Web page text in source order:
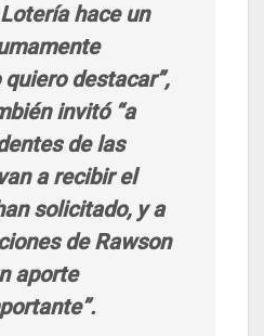
hace un
destacar”,
invitó “a
de las
a recibir el
solicitado, y a
de Rawson
aporte